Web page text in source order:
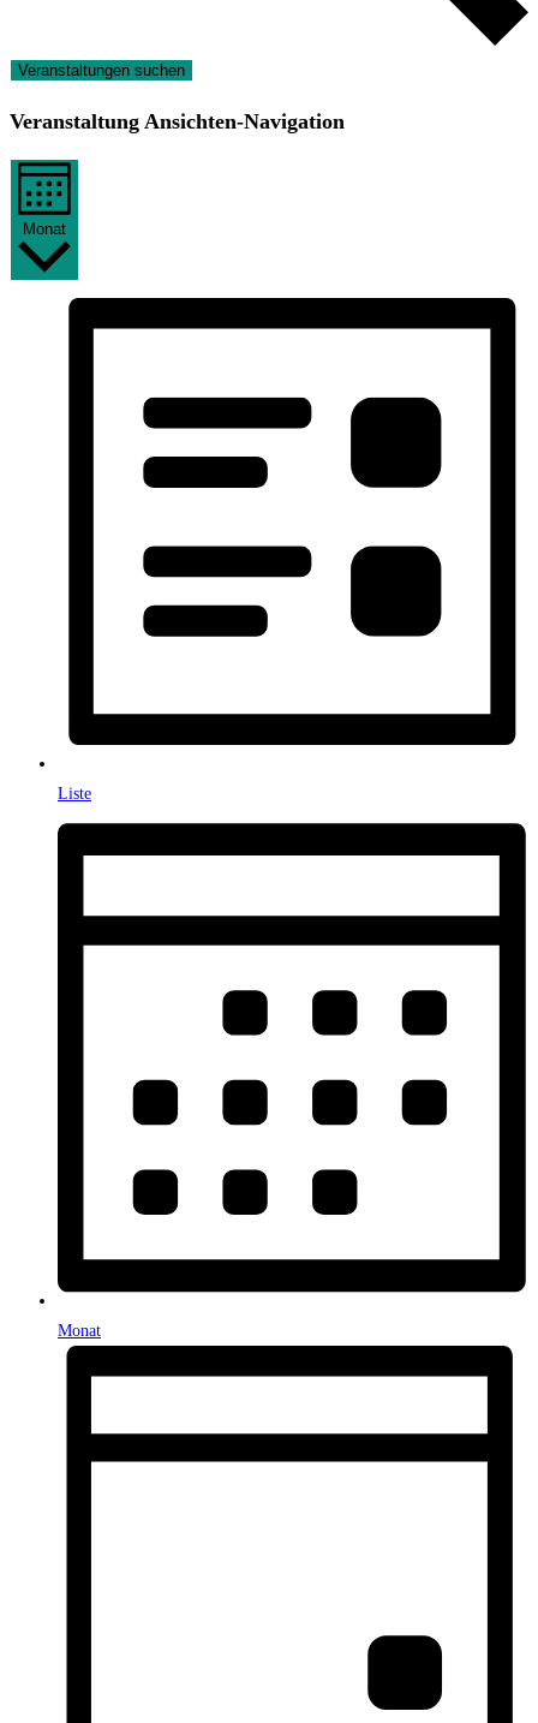
Veranstaltungen suchen
Veranstaltung Ansichten-Navigation
Monat
Liste
Monat